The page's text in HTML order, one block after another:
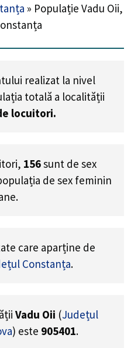
» Populație Vadu Oii,
realizat la nivel
totală a localității
locuitori.
156sunt de sex
de sex feminin
care aparține de
Constanța.
Vadu Oii (Județul
) este 905401.